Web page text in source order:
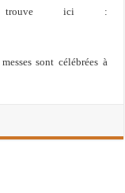
trouve ici :
sont célébrées à